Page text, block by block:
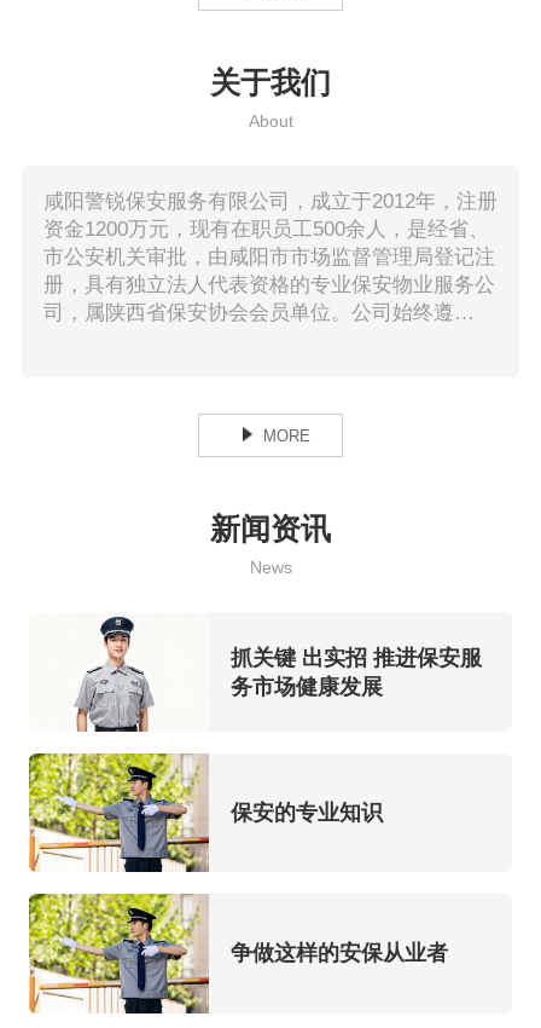
关于我们
About
咸阳警锐保安服务有限公司，成立于2012年，注册
资金1200万元，现有在职员工500余人，是经省、
市公安机关审批，由咸阳市市场监督管理局登记注
册，具有独立法人代表资格的专业保安物业服务公
司，属陕西省保安协会会员单位。公司始终遵
取”的开拓精神，逐步形成“爱岗敬业、求真...
MORE
新闻资讯
News
抓关键 出实招 推进保安服
务市场健康发展
保安的专业知识
争做这样的安保从业者